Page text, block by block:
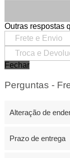
Outras respostas
Frete e Envio
Troca e
Fechar
Perguntas -
Alteração de
Prazo de entrega